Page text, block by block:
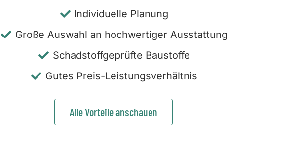
Individuelle Planung
Große Auswahl an hochwertiger Ausstattung
Schadstoffgeprüfte Baustoffe
Gutes Preis-Leistungsverhältnis
Alle Vorteile anschauen